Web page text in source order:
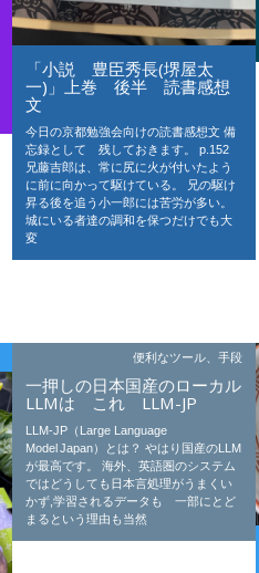
「小説 豊臣秀長(堺屋太
一)」上巻 後半 読書感想
文
今日の京都勉強会向けの読書感想文 備
忘録として 残しておきます。 p.152
兄藤吉郎は、常に尻に火が付いたよう
に前に向かって駆けている。 兄の駆け
昇る後を追う小一郎には苦労が多い。
城にいる者達の調和を保つだけでも大
変
便利なツール、手段
一押しの日本国産のローカル
LLMは これ LLM-JP
LLM‑JP（Large Language
Model Japan）とは？ やはり国産のLLM
が最高です。 海外、英語圏のシステム
ではどうしても日本言処理がうまくい
かず,学習されるデータも 一部にとど
まるという理由も当然